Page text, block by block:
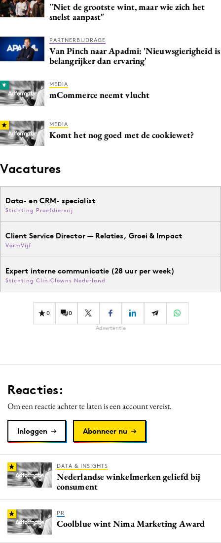
''Niet de grootste wint, maar wie zich het
snelst aanpast"
PARTNERBIJDRAGE
Van Pinch naar Apadmi: 'Nieuwsgierigheid is
belangrijker dan ervaring'
MEDIA
mCommerce neemt vlucht
MEDIA
Komt het nog goed met de cookiewet?
Vacatures
Data- en CRM- specialist
Stichting Proefdiervrij
Client Service Director — Relaties, Groei & Impact
VormVijf
Expert interne communicatie (28 uur per week)
Stichting CliniClowns Nederland
0 0
Advertentie
Reacties:
Om een reactie achter te laten is een account vereist.
Inloggen Abonneer nu
DATA & INSIGHTS
Nederlandse winkelmerken geliefd bij
consument
PR
Coolblue wint Nima Marketing Award